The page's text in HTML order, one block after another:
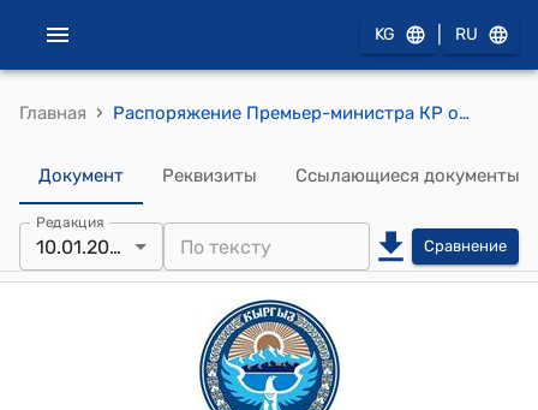
KG RU
Главная › Распоряжение Премьер-министра КР от 10 января 2011 года № 36 (О Мурзабекове Э.Р.)
Документ Реквизиты Ссылающиеся документы
Редакция
10.01.2011 Сравнение